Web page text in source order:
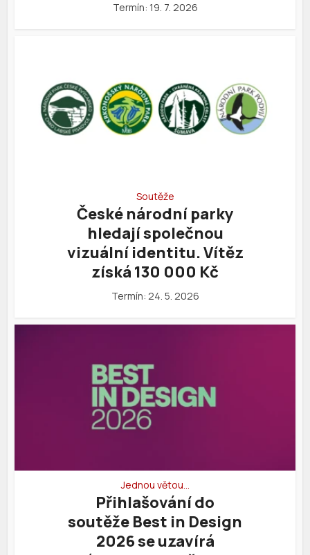
Termín: 19. 7. 2026
Soutěže
České národní parky
hledají společnou
vizuální identitu. Vítěz
získá 130 000 Kč
Termín: 24. 5. 2026
Jednou větou…
Přihlašování do
soutěže Best in Design
2026 se uzavírá